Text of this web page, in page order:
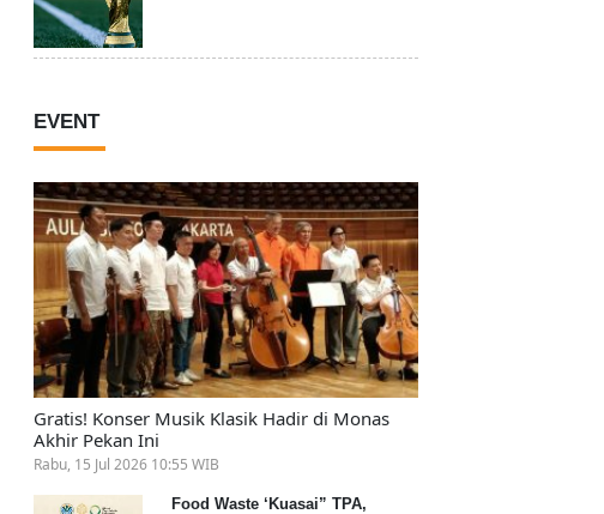
EVENT
Gratis! Konser Musik Klasik Hadir di Monas
Akhir Pekan Ini
Rabu, 15 Jul 2026 10:55 WIB
Food Waste ‘Kuasai” TPA,